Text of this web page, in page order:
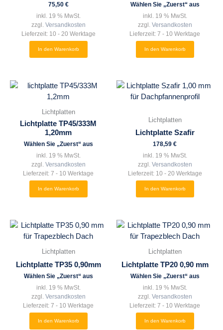
75,50 €
inkl. 19 % MwSt.
zzgl. Versandkosten
Lieferzeit: 10 - 20 Werktage
In den Warenkorb
Wählen Sie „Zuerst“ aus
inkl. 19 % MwSt.
zzgl. Versandkosten
Lieferzeit: 7 - 10 Werktage
In den Warenkorb
Lichtplatten
Lichtplatte TP45/333M
1,20mm
Wählen Sie „Zuerst“ aus
inkl. 19 % MwSt.
zzgl. Versandkosten
Lieferzeit: 7 - 10 Werktage
In den Warenkorb
Lichtplatten
Lichtplatte Szafir
178,59 €
inkl. 19 % MwSt.
zzgl. Versandkosten
Lieferzeit: 10 - 20 Werktage
In den Warenkorb
Lichtplatten
Lichtplatte TP35 0,90mm
Wählen Sie „Zuerst“ aus
inkl. 19 % MwSt.
zzgl. Versandkosten
Lieferzeit: 7 - 10 Werktage
In den Warenkorb
Lichtplatten
Lichtplatte TP20 0,90 mm
Wählen Sie „Zuerst“ aus
inkl. 19 % MwSt.
zzgl. Versandkosten
Lieferzeit: 7 - 10 Werktage
In den Warenkorb